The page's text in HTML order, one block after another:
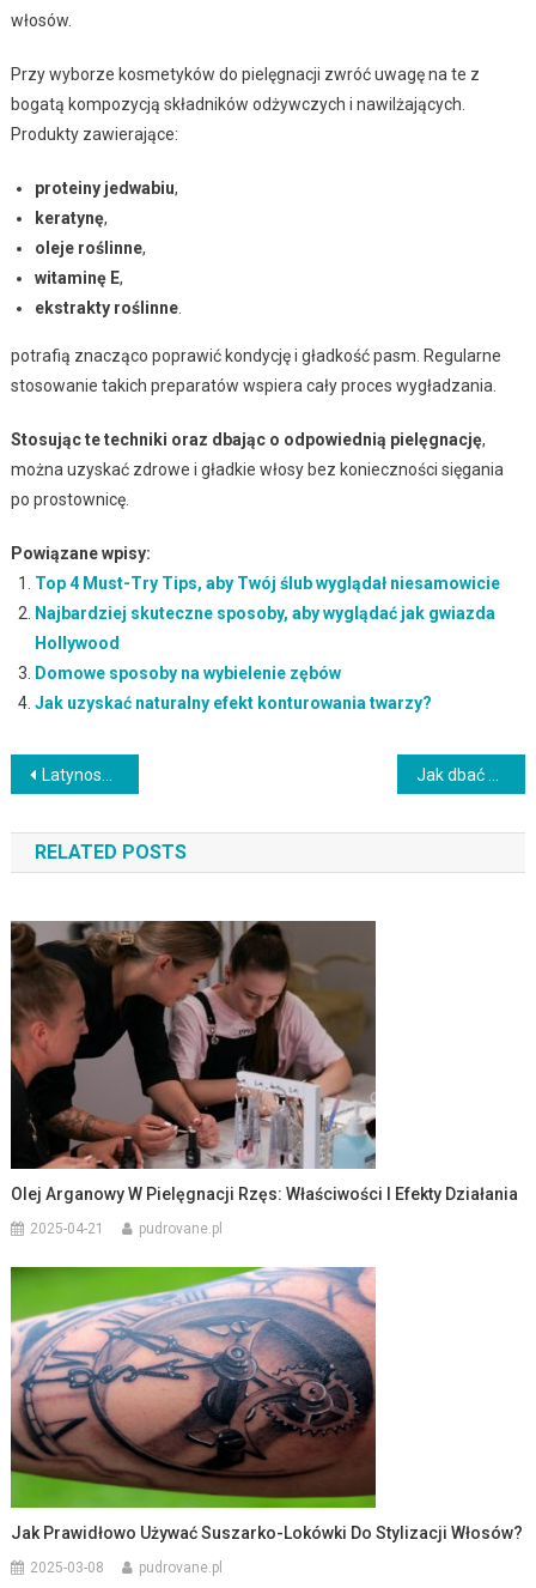
włosów.
Przy wyborze kosmetyków do pielęgnacji zwróć uwagę na te z
bogatą kompozycją składników odżywczych i nawilżających.
Produkty zawierające:
proteiny jedwabiu,
keratynę,
oleje roślinne,
witaminę E,
ekstrakty roślinne.
potrafią znacząco poprawić kondycję i gładkość pasm. Regularne
stosowanie takich preparatów wspiera cały proces wygładzania.
Stosując te techniki oraz dbając o odpowiednią pielęgnację,
można uzyskać zdrowe i gładkie włosy bez konieczności sięgania
po prostownicę.
Powiązane wpisy:
Top 4 Must-Try Tips, aby Twój ślub wyglądał niesamowicie
Najbardziej skuteczne sposoby, aby wyglądać jak gwiazda
Hollywood
Domowe sposoby na wybielenie zębów
Jak uzyskać naturalny efekt konturowania twarzy?
Nawigacja
wpisu
Latynoski typ urody – cechy, pielęgnacja i stylizacja
RELATED POSTS
Olej Arganowy W Pielęgnacji Rzęs: Właściwości I Efekty Działania
2025-04-21 pudrovane.pl
Jak Prawidłowo Używać Suszarko-Lokówki Do Stylizacji Włosów?
2025-03-08 pudrovane.pl